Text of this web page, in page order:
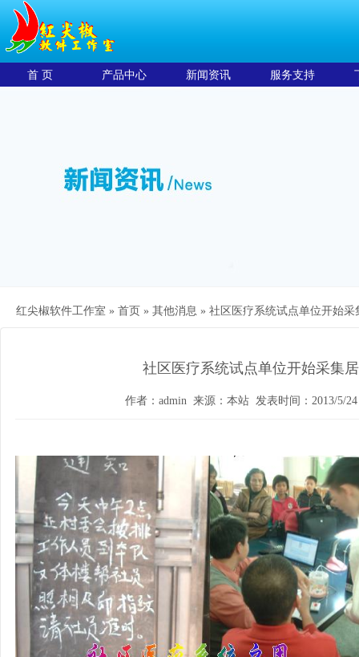
首 页 产品中心 新闻资讯 服务支持
红尖椒软件工作室 » 首页 » 其他消息 » 社区医疗系统试点单位开始采
社区医疗系统试点单位开始采集
作者：admin 来源：本站 发表时间：2013/5/